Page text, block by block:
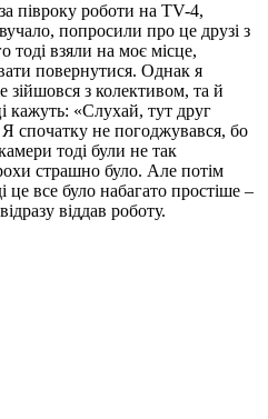
півроку роботи на ТV-4,
попросили про це друзі з
тоді взяли на моє місце,
повернутися. Однак я
з колективом, та й
кажуть: «Слухай, тут друг
Я спочатку не погоджувався, бо
тоді були не так
страшно було. Але потім
це все було набагато простіше –
віддав роботу.